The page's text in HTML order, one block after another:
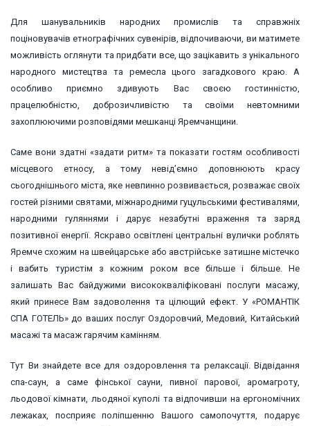
Для шанувальників народних промислів та справжніх
поціновувачів етнографічних сувенірів, відпочиваючи, ви матимете
можливість оглянути та придбати все, що зацікавить з унікального
народного мистецтва та ремесла цього загадкового краю. А
особливо приємно здивують Вас своєю гостинністю,
працелюбністю, доброзичливістю та своїми невтомними
захоплюючими розповідями мешканці Яремчанщини.
Саме вони здатні «задати ритм» та показати гостям особливості
місцевого етносу, а тому невід’ємно доповнюють красу
сьогоднішнього міста, яке невпинно розвивається, розважає своїх
гостей різними святами, міжнародними гуцульськими фестивалями,
народними гуляннями і дарує незабутні враження та заряд
позитивної енергії. Яскраво освітлені центральні вулички роблять
Яремче схожим на швейцарське або австрійське затишне містечко
і вабить туристім з кожним роком все більше і більше. Не
залишать Вас байдужими висококваліфіковані послуги масажу,
який принесе Вам задоволення та цілющий ефект. У «РОМАНТІК
СПА ГОТЕЛЬ» до ваших послуг Оздоровчий, Медовий, Китайський
масажі та масаж гарячим камінням.
Тут Ви знайдете все для оздоровлення та релаксації. Відвідання
спа-саун, а саме фінської сауни, пивної парової, аромагроту,
льодової кімнати, льодяної куполі та відпочивши на ергономічних
лежаках, посприяє поліпшенню Вашого самопочуття, подарує